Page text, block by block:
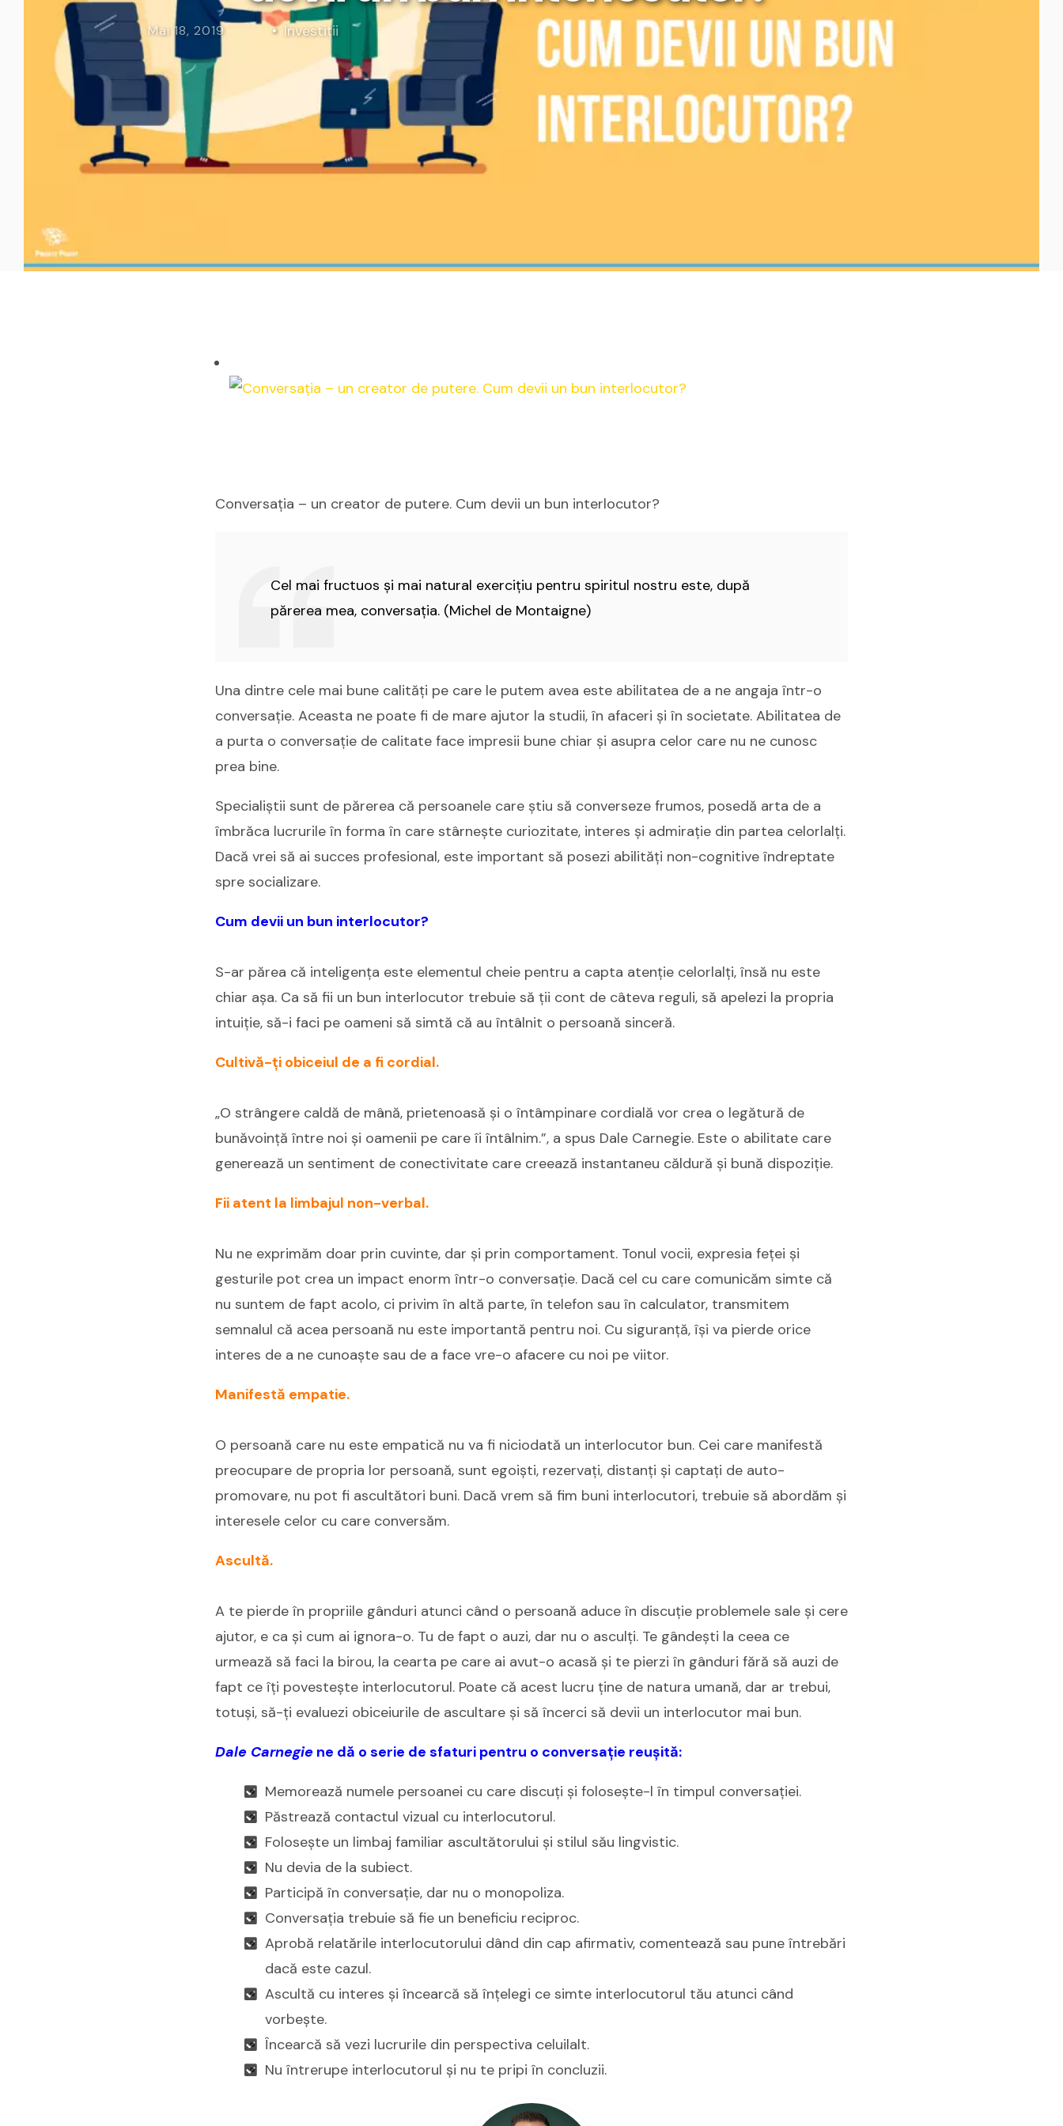
Curs Momentum
Curs Swing Trading
Curs Day Trading
Curs Algo Trading
Curs Growth Stocks
Curs Value Investing DCF
Tool Strategia AS
Tool Calendar Integrat
Tool Backtesting Portofoliu
Tool Momentum Score
Mai 18, 2019 Investiții
Conversația – un creator de putere. Cum devii un bun interlocutor?
Cel mai fructuos și mai natural exercițiu pentru spiritul nostru este, după
părerea mea, conversația. (Michel de Montaigne)
Una dintre cele mai bune calități pe care le putem avea este abilitatea de a ne angaja într-o
conversație. Aceasta ne poate fi de mare ajutor la studii, în afaceri și în societate. Abilitatea de
a purta o conversație de calitate face impresii bune chiar și asupra celor care nu ne cunosc
prea bine.
Specialiștii sunt de părerea că persoanele care știu să converseze frumos, posedă arta de a
îmbrăca lucrurile în forma în care stârnește curiozitate, interes și admirație din partea celorlalți.
Dacă vrei să ai succes profesional, este important să posezi abilități non-cognitive îndreptate
spre socializare.
Cum devii un bun interlocutor?
S-ar părea că inteligența este elementul cheie pentru a capta atenție celorlalți, însă nu este
chiar așa. Ca să fii un bun interlocutor trebuie să ţii cont de câteva reguli, să apelezi la propria
intuiție, să-i faci pe oameni să simtă că au întâlnit o persoană sinceră.
Cultivă-ți obiceiul de a fi cordial.
„O strângere caldă de mână, prietenoasă și o întâmpinare cordială vor crea o legătură de
bunăvoință între noi și oamenii pe care îi întâlnim.”, a spus Dale Carnegie. Este o abilitate care
generează un sentiment de conectivitate care creează instantaneu căldură și bună dispoziție.
Fii atent la limbajul non-verbal.
Nu ne exprimăm doar prin cuvinte, dar și prin comportament. Tonul vocii, expresia feței și
gesturile pot crea un impact enorm într-o conversație. Dacă cel cu care comunicăm simte că
nu suntem de fapt acolo, ci privim în altă parte, în telefon sau în calculator, transmitem
semnalul că acea persoană nu este importantă pentru noi. Cu siguranță, își va pierde orice
interes de a ne cunoaște sau de a face vre-o afacere cu noi pe viitor.
Manifestă empatie.
O persoană care nu este empatică nu va fi niciodată un interlocutor bun. Cei care manifestă
preocupare de propria lor persoană, sunt egoiști, rezervați, distanți și captați de auto-
promovare, nu pot fi ascultători buni. Dacă vrem să fim buni interlocutori, trebuie să abordăm și
interesele celor cu care conversăm.
Ascultă.
A te pierde în propriile gânduri atunci când o persoană aduce în discuție problemele sale și cere
ajutor, e ca și cum ai ignora-o. Tu de fapt o auzi, dar nu o asculți. Te gândești la ceea ce
urmează să faci la birou, la cearta pe care ai avut-o acasă și te pierzi în gânduri fără să auzi de
fapt ce îți povestește interlocutorul. Poate că acest lucru ține de natura umană, dar ar trebui,
totuși, să-ți evaluezi obiceiurile de ascultare și să încerci să devii un interlocutor mai bun.
Dale Carnegiene dă o serie de sfaturi pentru o conversație reușită:
Memorează numele persoanei cu care discuți și folosește-l în timpul conversației.
Păstrează contactul vizual cu interlocutorul.
Folosește un limbaj familiar ascultătorului și stilul său lingvistic.
Nu devia de la subiect.
Participă în conversație, dar nu o monopoliza.
Conversația trebuie să fie un beneficiu reciproc.
Aprobă relatările interlocutorului dând din cap afirmativ, comentează sau pune întrebări
dacă este cazul.
Ascultă cu interes și încearcă să înțelegi ce simte interlocutorul tău atunci când
vorbește.
Încearcă să vezi lucrurile din perspectiva celuilalt.
Nu întrerupe interlocutorul și nu te pripi în concluzii.